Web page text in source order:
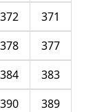
371
372
377
378
383
384
389
390